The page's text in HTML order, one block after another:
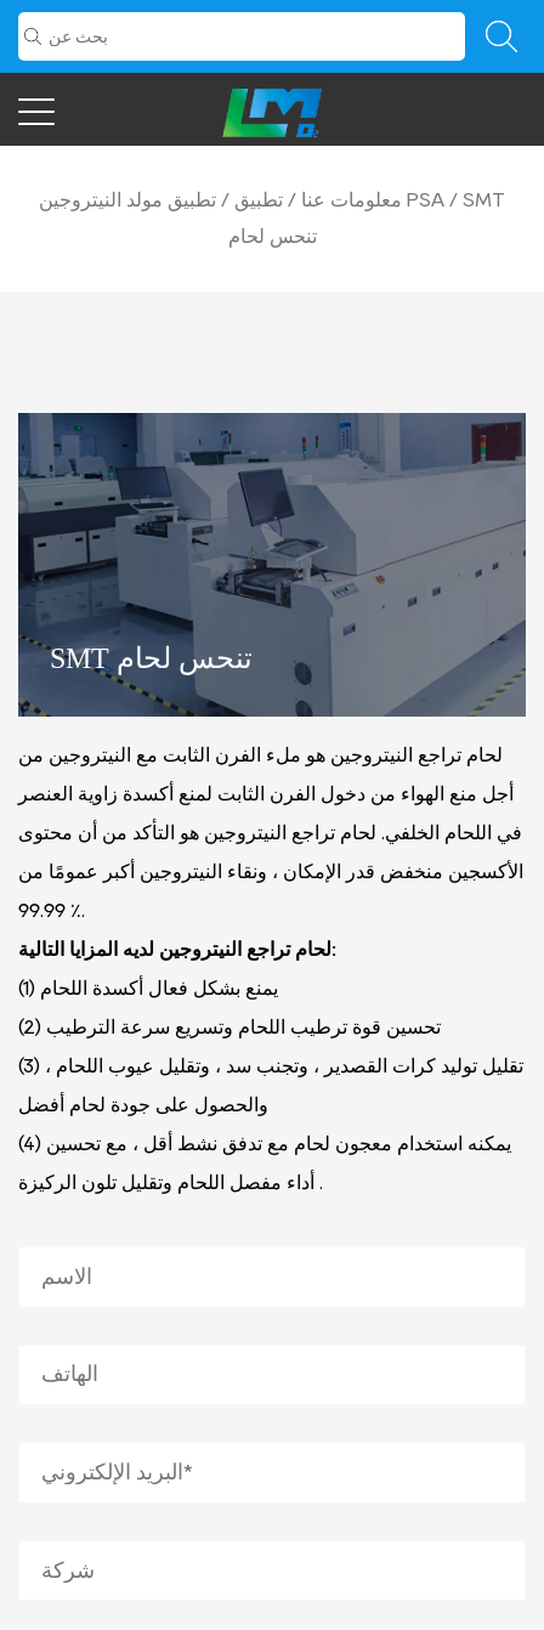
معلومات عنا / تطبيق / تطبيق مولد النيتروجين PSA / SMT
تنحس لحام
SMT تنحس لحام
لحام تراجع النيتروجين هو ملء الفرن الثابت مع النيتروجين من
أجل منع الهواء من دخول الفرن الثابت لمنع أكسدة زاوية العنصر
في اللحام الخلفي. لحام تراجع النيتروجين هو التأكد من أن محتوى
الأكسجين منخفض قدر الإمكان ، ونقاء النيتروجين أكبر عمومًا من
99.99 ٪.
لحام تراجع النيتروجين لديه المزايا التالية:
(1) يمنع بشكل فعال أكسدة اللحام
(2) تحسين قوة ترطيب اللحام وتسريع سرعة الترطيب
(3) تقليل توليد كرات القصدير ، وتجنب سد ، وتقليل عيوب اللحام ،
والحصول على جودة لحام أفضل
(4) يمكنه استخدام معجون لحام مع تدفق نشط أقل ، مع تحسين
أداء مفصل اللحام وتقليل تلون الركيزة .